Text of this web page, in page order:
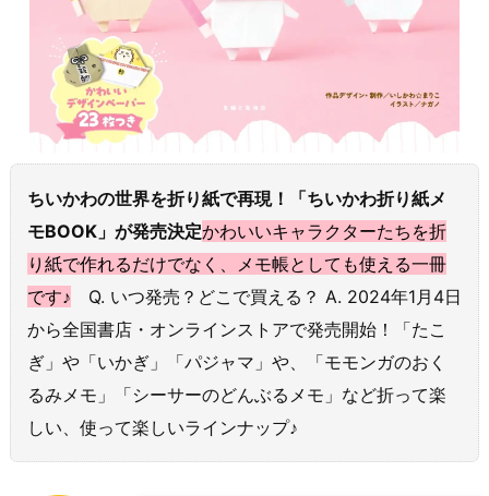
ちいかわの世界を折り紙で再現！「ちいかわ折り紙メ
モBOOK」が発売決定かわいいキャラクターたちを折
り紙で作れるだけでなく、メモ帳としても使える一冊
です♪ Q. いつ発売？どこで買える？ A. 2024年1月4日
から全国書店・オンラインストアで発売開始！「たこ
ぎ」や「いかぎ」「パジャマ」や、「モモンガのおく
るみメモ」「シーサーのどんぶるメモ」など折って楽
しい、使って楽しいラインナップ♪